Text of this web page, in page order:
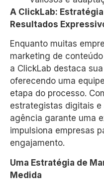
A ClickLab:
Resultados
Enquanto muitas
marketing de
a ClickLab destaca
oferecendo uma
etapa do processo.
estrategistas digitais e
agência garante uma
impulsiona empresas
engajamento.
Uma Estratégia de
Medida